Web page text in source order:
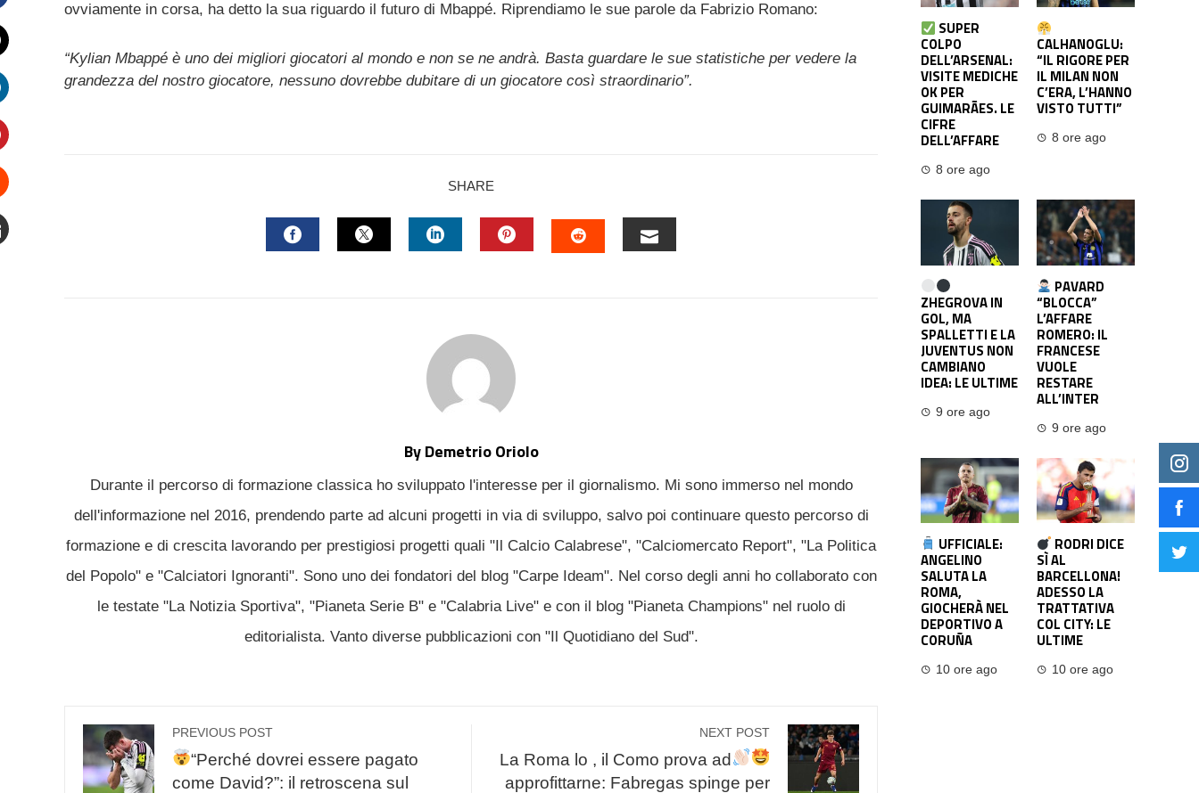
ovviamente in corsa, ha detto la sua riguardo il futuro di Mbappé. Riprendiamo le sue parole da Fabrizio Romano:
“Kylian Mbappé è uno dei migliori giocatori al mondo e non se ne andrà. Basta guardare le sue statistiche per vedere la
grandezza del nostro giocatore, nessuno dovrebbe dubitare di un giocatore così straordinario”.
SHARE
By Demetrio Oriolo
Durante il percorso di formazione classica ho sviluppato l'interesse per il giornalismo. Mi sono immerso nel mondo
dell'informazione nel 2016, prendendo parte ad alcuni progetti in via di sviluppo, salvo poi continuare questo percorso di
formazione e di crescita lavorando per prestigiosi progetti quali "Il Calcio Calabrese", "Calciomercato Report", "La Politica
del Popolo" e "Calciatori Ignoranti". Sono uno dei fondatori del blog "Carpe Ideam". Nel corso degli anni ho collaborato con
le testate "La Notizia Sportiva", "Pianeta Serie B" e "Calabria Live" e con il blog "Pianeta Champions" nel ruolo di
editorialista. Vanto diverse pubblicazioni con "Il Quotidiano del Sud".
PREVIOUS POST
“Perché dovrei essere pagato
come David?”: il retroscena sul
NEXT POST
La Roma lo , il Como prova ad
approfittarne: Fabregas spinge per
SUPER
COLPO
DELL’ARSENAL:
VISITE MEDICHE
OK PER
GUIMARÃES. LE
CIFRE
DELL’AFFARE
8 ore ago
CALHANOGLU:
“IL RIGORE PER
IL MILAN NON
C’ERA, L’HANNO
VISTO TUTTI”
8 ore ago
ZHEGROVA IN
GOL, MA
SPALLETTI E LA
JUVENTUS NON
CAMBIANO
IDEA: LE ULTIME
9 ore ago
PAVARD
“BLOCCA”
L’AFFARE
ROMERO: IL
FRANCESE
VUOLE
RESTARE
ALL’INTER
9 ore ago
UFFICIALE:
ANGELINO
SALUTA LA
ROMA,
GIOCHERÀ NEL
DEPORTIVO A
CORUÑA
10 ore ago
RODRI DICE
SÌ AL
BARCELLONA!
ADESSO LA
TRATTATIVA
COL CITY: LE
ULTIME
10 ore ago